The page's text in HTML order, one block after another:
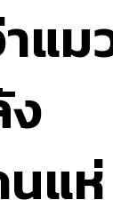
แม
แห่